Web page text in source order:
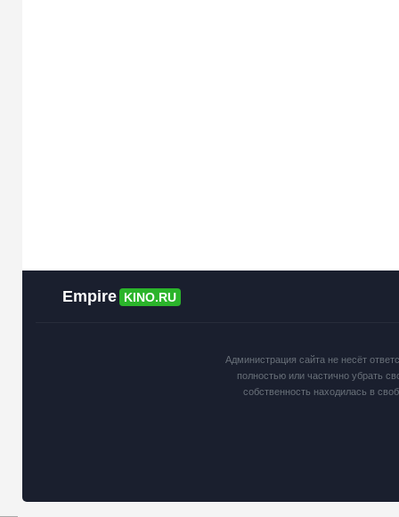
Empire KINO.RU
Администрация сайта не несёт
полностью или частично убрать
собственность находилась в